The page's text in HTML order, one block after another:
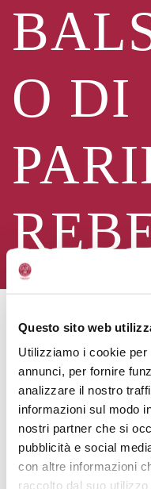
Questo sito web
Utilizziamo i cookie
annunci, per fornire
analizzare il nostro
informazioni sul modo
nostri partner che si
pubblicità e social
con altre informazioni
raccolto dal suo
O DI
Paride Rebecchi
Via Canaletto, 34 -41030
3335604646
pariderebecchi@rgpsrl.it